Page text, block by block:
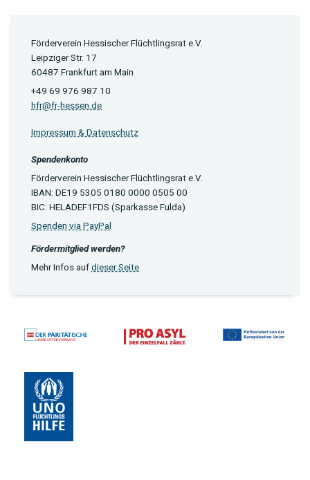
Förderverein Hessischer Flüchtlingsrat e.V.
Leipziger Str. 17
60487 Frankfurt am Main
+49 69 976 987 10
hfr@fr-hessen.de
Impressum & Datenschutz
Spendenkonto
Förderverein Hessischer Flüchtlingsrat e.V.
IBAN: DE19 5305 0180 0000 0505 00
BIC: HELADEF1FDS (Sparkasse Fulda)
Spenden via PayPal
Fördermitglied werden?
Mehr Infos aufdieser Seite